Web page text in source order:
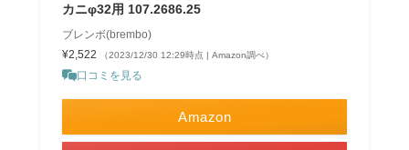
カニφ32用 107.2686.25
ブレンボ(brembo)
¥2,522
（2023/12/30 12:29時点 | Amazon調べ）
口コミを見る
Amazon